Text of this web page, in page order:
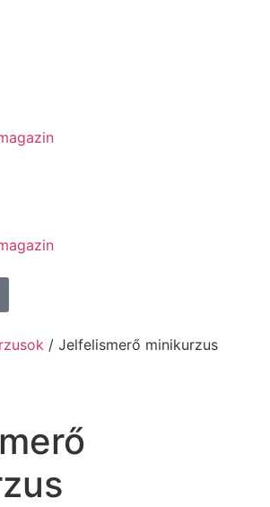
/ Jelfelismerő minikurzus